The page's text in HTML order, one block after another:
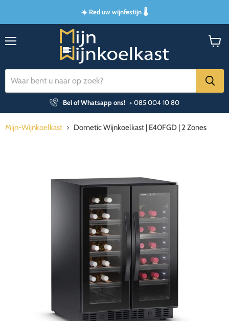
☀️ Red uw wijnfestijn 🌡️
Bel of Whatsapp ons! + 085 004 10 80
Mijn-Wijnkoelkast Dometic Wijnkoelkast | E40FGD | 2 Zones